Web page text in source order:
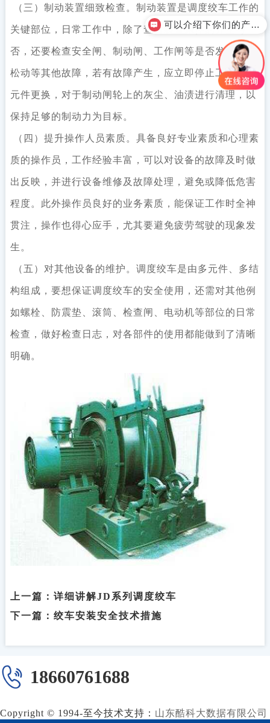
（三）制动装置细致检查。制动装置是调度绞车工作的
关键部位，日常工作中，除了查看装置原件的齐全与
否，还要检查安全闸、制动闸、工作闸等是否发生螺丝
松动等其他故障，若有故障产生，应立即停止工作进行
元件更换，对于制动闸轮上的灰尘、油渍进行清理，以
保持足够的制动力为目标。
（四）提升操作人员素质。具备良好专业素质和心理素
质的操作员，工作经验丰富，可以对设备的故障及时做
出反映，并进行设备维修及故障处理，避免或降低危害
程度。此外操作员良好的业务素质，能保证工作时全神
贯注，操作也得心应手，尤其要避免疲劳驾驶的现象发
生。
（五）对其他设备的维护。调度绞车是由多元件、多结
构组成，要想保证调度绞车的安全使用，还需对其他例
如螺栓、防震垫、滚筒、检查闸、电动机等部位的日常
检查，做好检查日志，对各部件的使用都能做到了清晰
明确。
上一篇： 详细讲解JD系列调度绞车
下一篇： 绞车安装安全技术措施
18660761688
Copyright © 1994-至今技术支持： 山东酷科大数据有限公司
可以介绍下你们的产品么？